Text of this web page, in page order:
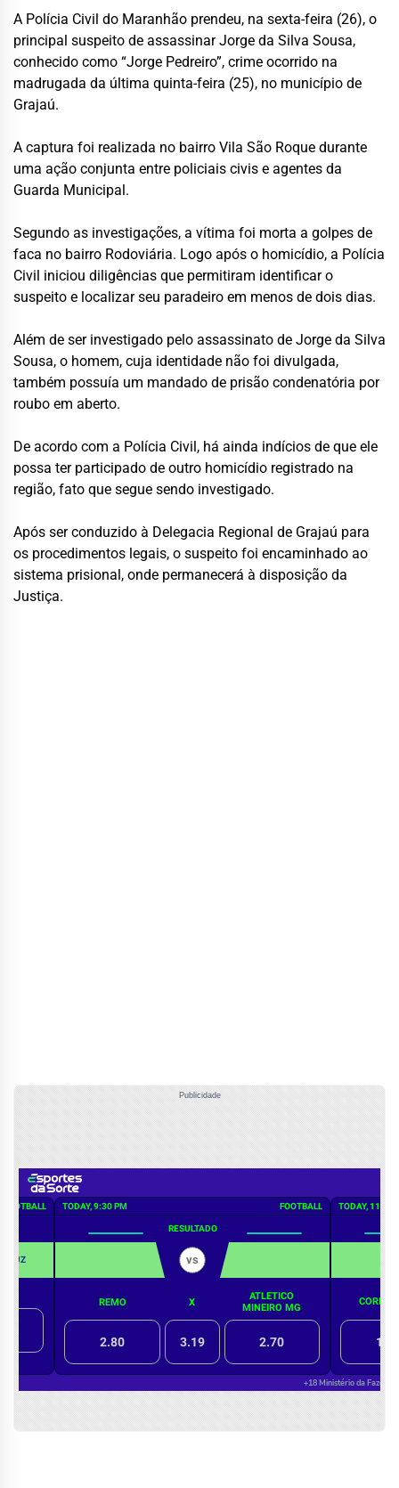
A Polícia Civil do Maranhão prendeu, na sexta-feira (26), o
principal suspeito de assassinar Jorge da Silva Sousa,
conhecido como “Jorge Pedreiro”, crime ocorrido na
madrugada da última quinta-feira (25), no município de
Grajaú.
A captura foi realizada no bairro Vila São Roque durante
uma ação conjunta entre policiais civis e agentes da
Guarda Municipal.
Segundo as investigações, a vítima foi morta a golpes de
faca no bairro Rodoviária. Logo após o homicídio, a Polícia
Civil iniciou diligências que permitiram identificar o
suspeito e localizar seu paradeiro em menos de dois dias.
Além de ser investigado pelo assassinato de Jorge da Silva
Sousa, o homem, cuja identidade não foi divulgada,
também possuía um mandado de prisão condenatória por
roubo em aberto.
De acordo com a Polícia Civil, há ainda indícios de que ele
possa ter participado de outro homicídio registrado na
região, fato que segue sendo investigado.
Após ser conduzido à Delegacia Regional de Grajaú para
os procedimentos legais, o suspeito foi encaminhado ao
sistema prisional, onde permanecerá à disposição da
Justiça.
Publicidade